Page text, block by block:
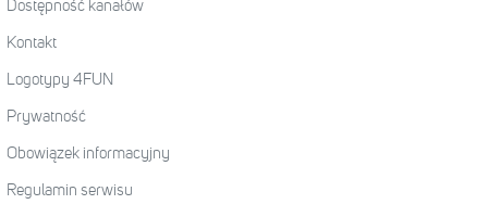
Dostępność kanałów
Kontakt
Logotypy 4FUN
Prywatność
Obowiązek informacyjny
Regulamin serwisu